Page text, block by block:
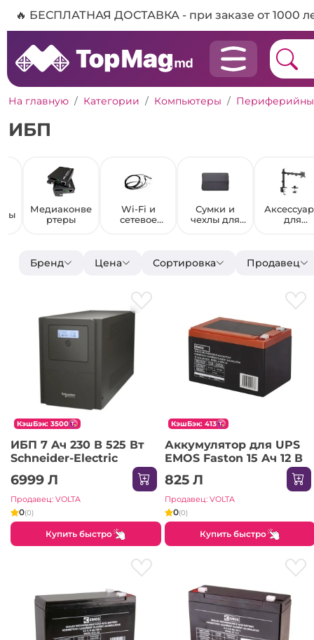
🔥 БЕСПЛАТНАЯ ДОСТАВКА - при заказе от 1000
На главную Категории Компьютеры
ИБП
Медиаконве
ртеры
Wi-Fi и
сетевое
Сумки и
чехлы для
для
Бренд Цена Сортировка Продавец
КэшБэк: 3500
ИБП 7 Aч 230 В 525 Вт
Schneider-Electric
6999 Л
Продавец: VOLTA
0(0)
Купить быстро
КэшБэк: 413
Аккумулятор для UPS
EMOS Faston 15 Aч 12 В
825 Л
Продавец: VOLTA
0(0)
Купить быстро